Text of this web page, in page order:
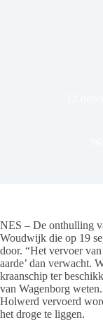
NES – De onthulling
Woudwijk die op 19
door. “Het vervoer
aarde’ dan verwacht.
kraanschip ter
van Wagenborg
Holwerd vervoerd
het droge te liggen.